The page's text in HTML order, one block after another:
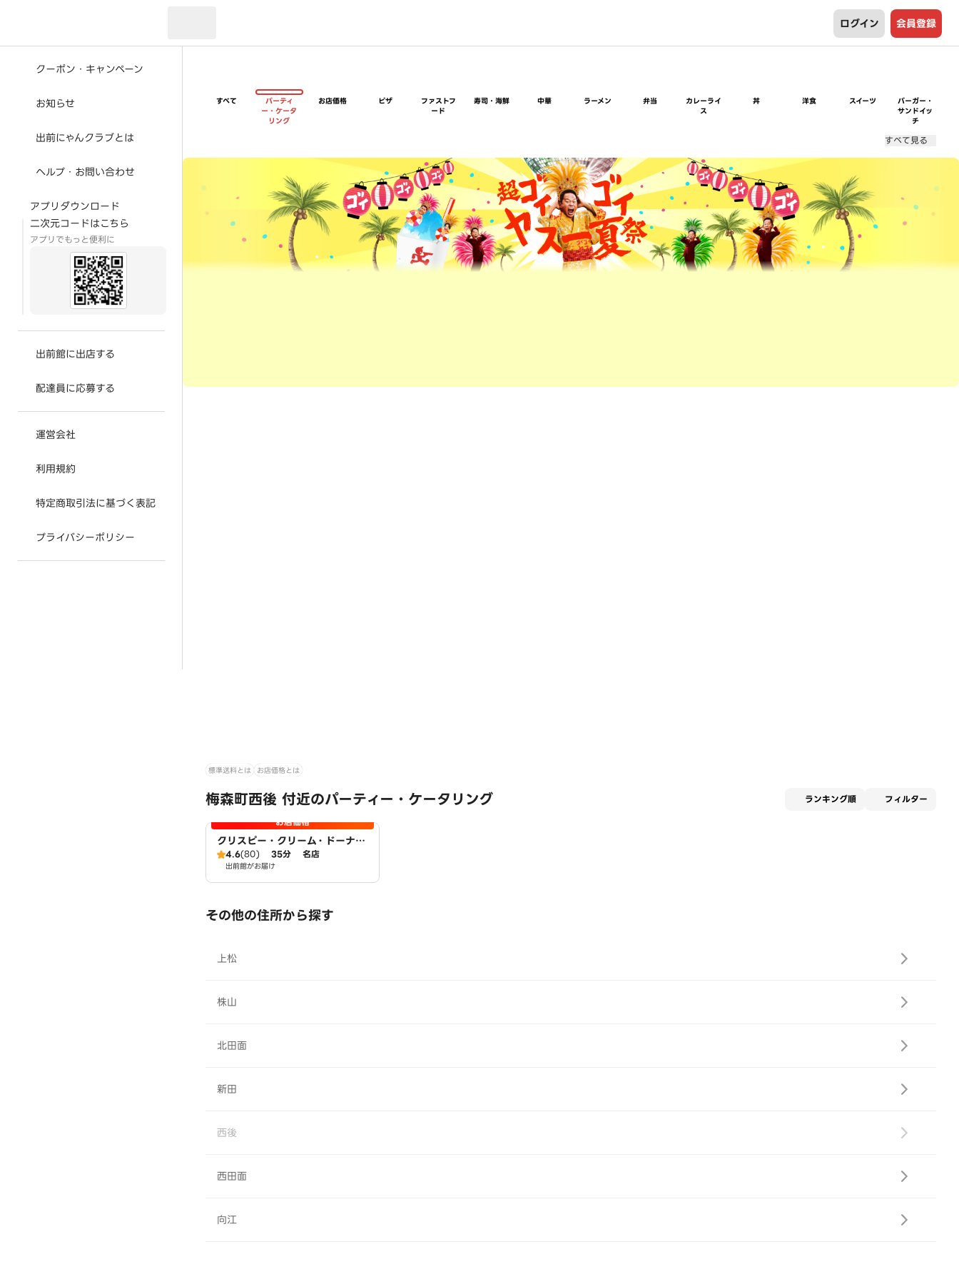
ログイン 会員登録
クーポン・キャンペーン
お知らせ
出前にゃんクラブとは
ヘルプ・お問い合わせ
アプリダウンロード
二次元コードはこちら
アプリでもっと便利に
出前館に出店する
配達員に応募する
運営会社
利用規約
特定商取引法に基づく表記
プライバシーポリシー
すべて
パーティ
ー・ケータ
リング
お店価格 ピザ
ファストフ
ード
寿司・海鮮 中華 ラーメン 弁当
カレーライ
ス
丼 洋食 スイーツ
バーガー・
サンドイッ
チ
すべて見る
超ゴイゴイヤスー夏祭
標準送料とは お店価格とは
梅森町西後 付近のパーティー・ケータリング ランキング順 フィルター
お店価格
クリスピー・クリーム・ドーナ
ツ Mio香久山店
4.6(80) 35分 名店
出前館がお届け
その他の住所から探す
上松
株山
北田面
新田
西後
西田面
向江